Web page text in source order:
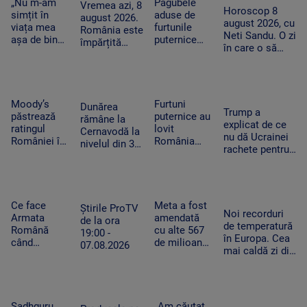
ripostează
cu măsuri
similare
precum
adevăratul
Baloo
Pacient era
un copil de
nici 2 ani
toamnă!”
„Nu m-am
simțit în
viața mea
așa de bine”
Well. „100
din 10”
pentru
artistul
Vremea azi, 8
august 2026.
România este
împărțită
Pagubele
aduse de
furtunile
puternice
„Oamenii au
încercat să
se ascundă”
Horoscop 8
august 2026, cu
Neti Sandu. O zi
în care o să
Moody’s
păstrează
ratingul
României în
perspectiva
negativă
Dunărea
rămâne la
Cernavodă la
nivelul din 3
centimetri în
ultimele 3
zile la Paks
Furtuni
puternice au
lovit
România
de ploi
torenţiale
Trump a
explicat de ce
nu dă Ucrainei
rachete pentru
Ce face
Armata
Română
când
16 au 15
Știrile ProTV
de la ora
19:00 -
07.08.2026
Meta a fost
amendată
cu alte 567
de milioane
descrisă ca
Noi recorduri
de temperatură
în Europa. Cea
mai caldă zi din